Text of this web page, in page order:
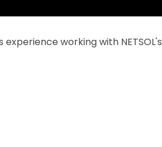
working with